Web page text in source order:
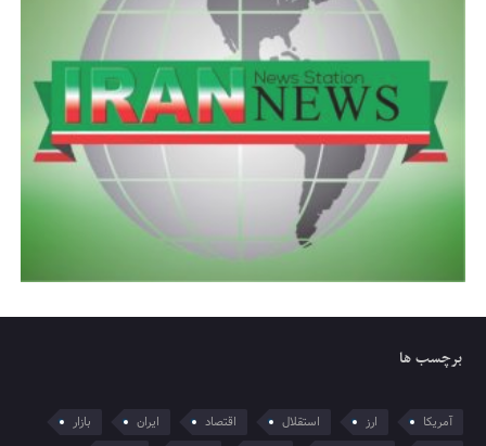
برچسب ها
آمریکا ارز استقلال اقتصاد ایران
بازار